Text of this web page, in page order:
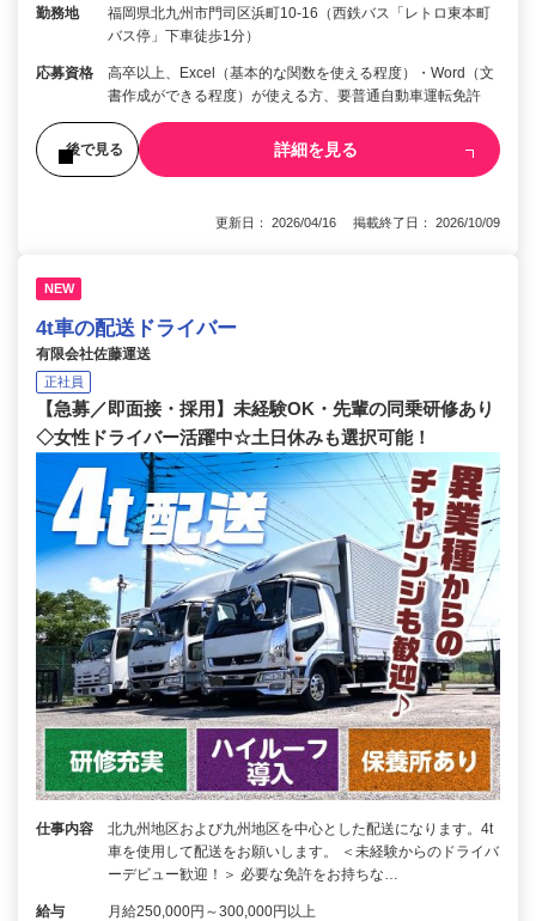
勤務地
福岡県北九州市門司区浜町10-16（西鉄バス「レトロ東本町
バス停」下車徒歩1分）
応募資格
高卒以上、Excel（基本的な関数を使える程度）・Word（文
書作成ができる程度）が使える方、要普通自動車運転免許
後で見る 詳細を見る
更新日： 2026/04/16 掲載終了日： 2026/10/09
NEW
4t車の配送ドライバー
有限会社佐藤運送
正社員
【急募／即面接・採用】未経験OK・先輩の同乗研修あり
◇女性ドライバー活躍中☆土日休みも選択可能！
仕事内容
北九州地区および九州地区を中心とした配送になります。4t
車を使用して配送をお願いします。 ＜未経験からのドライバ
ーデビュー歓迎！＞ 必要な免許をお持ちな…
給与 月給250,000円～300,000円以上